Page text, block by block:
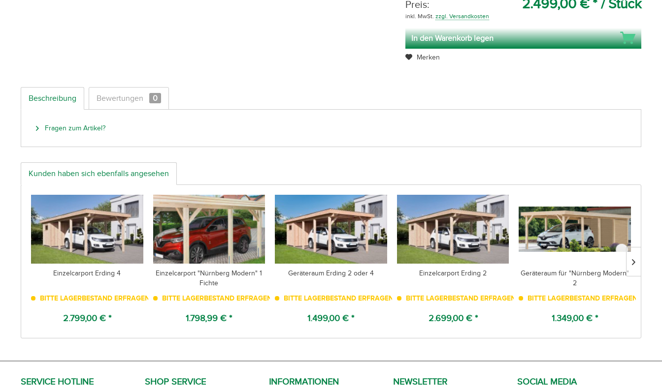
Preis: 2.499,00 € * / Stück
inkl. MwSt.zzgl. Versandkosten
In den Warenkorb legen
Merken
Beschreibung Bewertungen 0
Fragen zum Artikel?
Kunden haben sich ebenfalls angesehen
Einzelcarport Erding 4
BITTE LAGERBESTAND ERFRAGEN!
2.799,00 € *
Einzelcarport "Nürnberg Modern" 1
Fichte
BITTE LAGERBESTAND ERFRAGEN!
1.798,99 € *
Geräteraum Erding 2 oder 4
BITTE LAGERBESTAND ERFRAGEN!
1.499,00 € *
Einzelcarport Erding 2
BITTE LAGERBESTAND ERFRAGEN!
2.699,00 € *
Geräteraum für "Nürnberg Modern"
2
BITTE LAGERBESTAND ERFRAGEN!
1.349,00 € *
SERVICE HOTLINE SHOP SERVICE INFORMATIONEN NEWSLETTER SOCIAL MEDIA